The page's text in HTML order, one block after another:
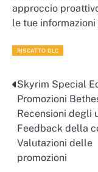
approccio
le tue
RISCATTO DLC
Post
navigation
Skyrim Special
Promozioni
Recensioni degli
Feedback della
Valutazioni delle
promozioni